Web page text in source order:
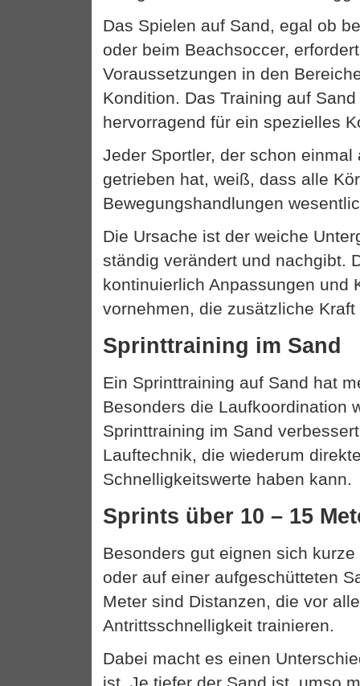
Das Spielen auf Sand, egal ob
oder beim Beachsoccer,
Voraussetzungen in den
Kondition. Das Training auf
hervorragend für ein spezielles
Jeder Sportler, der schon einmal
getrieben hat, weiß, dass alle
Bewegungshandlungen
Die Ursache ist der weiche
ständig verändert und nachgibt.
kontinuierlich Anpassungen und
vornehmen, die zusätzliche
Sprinttraining im Sand
Ein Sprinttraining auf Sand hat
Besonders die Laufkoordination
Sprinttraining im Sand
Lauftechnik, die wiederum
Schnelligkeitswerte haben kann.
Sprints über 10 – 15
Besonders gut eignen sich
oder auf einer aufgeschütteten
Meter sind Distanzen, die vor
Antrittsschnelligkeit trainieren.
Dabei macht es einen